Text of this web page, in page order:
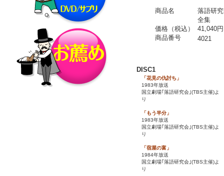
商品名
落語研
全集
価格（税込）
41,040円
商品番号
4021
DISC1
「花見の仇討ち」
1983年放送
国立劇場｢落語研究会｣(TBS主催)よ
り
「もう半分」
1983年放送
国立劇場｢落語研究会｣(TBS主催)よ
り
「宿屋の富」
1984年放送
国立劇場｢落語研究会｣(TBS主催)よ
り